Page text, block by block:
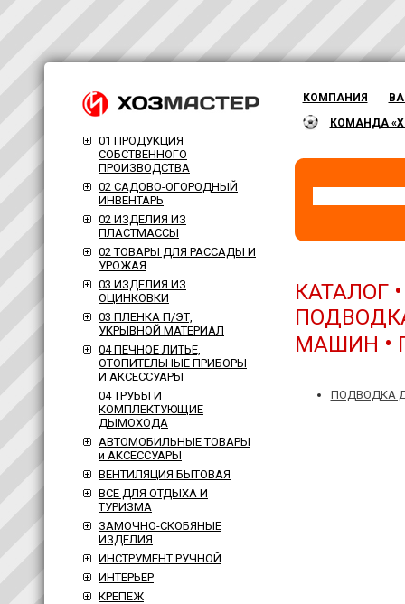
01 ПРОДУКЦИЯ
СОБСТВЕННОГО
ПРОИЗВОДСТВА
02 САДОВО-ОГОРОДНЫЙ
ИНВЕНТАРЬ
02 ИЗДЕЛИЯ ИЗ
ПЛАСТМАССЫ
02 ТОВАРЫ ДЛЯ РАССАДЫ И
УРОЖАЯ
03 ИЗДЕЛИЯ ИЗ
ОЦИНКОВКИ
03 ПЛЕНКА П/ЭТ,
УКРЫВНОЙ МАТЕРИАЛ
04 ПЕЧНОЕ ЛИТЬЕ,
ОТОПИТЕЛЬНЫЕ ПРИБОРЫ
И АКСЕССУАРЫ
04 ТРУБЫ И
КОМПЛЕКТУЮЩИЕ
ДЫМОХОДА
АВТОМОБИЛЬНЫЕ ТОВАРЫ
и АКСЕССУАРЫ
ВЕНТИЛЯЦИЯ БЫТОВАЯ
ВСЕ ДЛЯ ОТДЫХА И
ТУРИЗМА
ЗАМОЧНО-СКОБЯНЫЕ
ИЗДЕЛИЯ
ИНСТРУМЕНТ РУЧНОЙ
ИНТЕРЬЕР
КРЕПЕЖ
КОМПАНИЯ
КОМАНДА
КАТАЛОГ
МАШИН •
ПОДВОДКА